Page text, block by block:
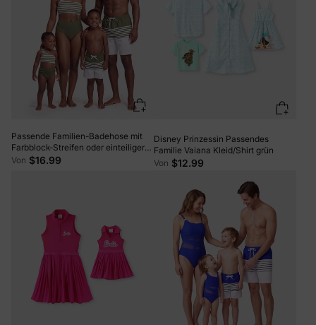
Passende Familien-Badehose mit
Farbblock-Streifen oder einteiliger
One-Shoulder-Badeanzug
Von $16.99
Disney Prinzessin Passendes
Familie Vaiana Kleid/Shirt grün
Von $12.99